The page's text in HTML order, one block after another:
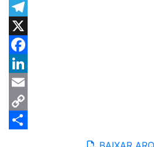
WhatsApp
Telegram
X
Facebook
LinkedIn
Email
Copy